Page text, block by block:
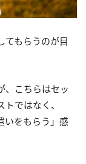
てもらうのが目
、こちらはセッ
ではなく、
いをもらう」感